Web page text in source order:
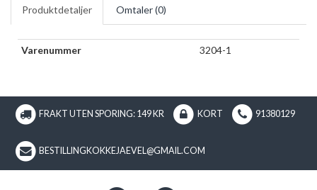
Produktdetaljer Omtaler (0)
Varenummer 3204-1
FRAKT UTEN SPORING: 149 KR KORT 91380129
BESTILLINGKOKKEJAEVEL@GMAIL.COM